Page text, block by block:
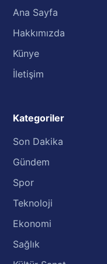
Ana Sayfa
Hakkımızda
Künye
İletişim
Kategoriler
Son Dakika
Gündem
Spor
Teknoloji
Ekonomi
Sağlık